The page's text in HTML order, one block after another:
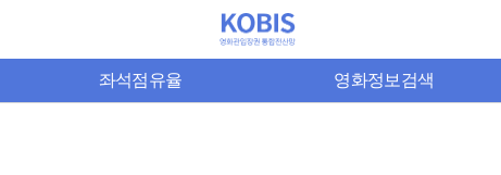
좌석점유율 영화정보검색